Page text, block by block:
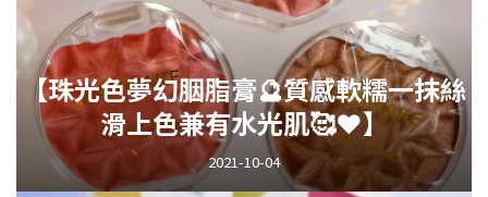
【珠光色夢幻胭脂膏🔮質感軟糯一抹絲
滑上色兼有水光肌🥰❤️‍】
2021-10-04